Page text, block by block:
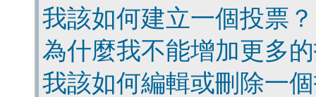
我該如何建立一個投票？
為什麼我不能增加更多
我該如何編輯或刪除一